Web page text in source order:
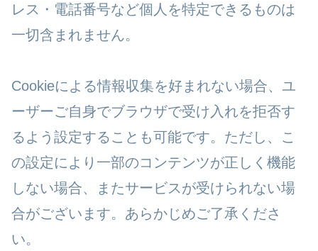
レス・電話番号など個人を特定できるものは
一切含まれません。
Cookieによる情報収集を好まれない場合、ユ
ーザーご自身でブラウザで受け入れを拒否す
るよう設定することも可能です。ただし、こ
の設定により一部のコンテンツが正しく機能
しない場合、またサービスが受けられない場
合がございます。あらかじめご了承くださ
い。